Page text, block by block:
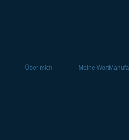
Über mich Meine